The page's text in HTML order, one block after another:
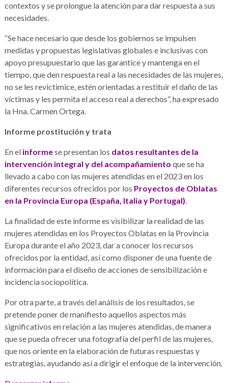
contextos y se prolongue la atención para dar respuesta a sus
necesidades.
“Se hace necesario que desde los gobiernos se impulsen
medidas y propuestas legislativas globales e inclusivas con
apoyo presupuestario que las garantice y mantenga en el
tiempo, que den respuesta real a las necesidades de las mujeres,
no se les revictimice, estén orientadas a restituir el daño de las
víctimas y les permita el acceso real a derechos”, ha expresado
la Hna. Carmen Ortega.
Informe prostitución y trata
En el informese presentan los datos resultantes de la
intervención integral y del acompañamiento que se ha
llevado a cabo con las mujeres atendidas en el 2023 en los
diferentes recursos ofrecidos por los Proyectos de Oblatas
en la Provincia Europa (España, Italia y Portugal).
La finalidad de este informe es visibilizar la realidad de las
mujeres atendidas en los Proyectos Oblatas en la Provincia
Europa durante el año 2023, dar a conocer los recursos
ofrecidos por la entidad, así como disponer de una fuente de
información para el diseño de acciones de sensibilización e
incidencia sociopolítica.
Por otra parte, a través del análisis de los resultados, se
pretende poner de manifiesto aquellos aspectos más
significativos en relación a las mujeres atendidas, de manera
que se pueda ofrecer una fotografía del perfil de las mujeres,
que nos oriente en la elaboración de futuras respuestas y
estrategias, ayudando así a dirigir el enfoque de la intervención.